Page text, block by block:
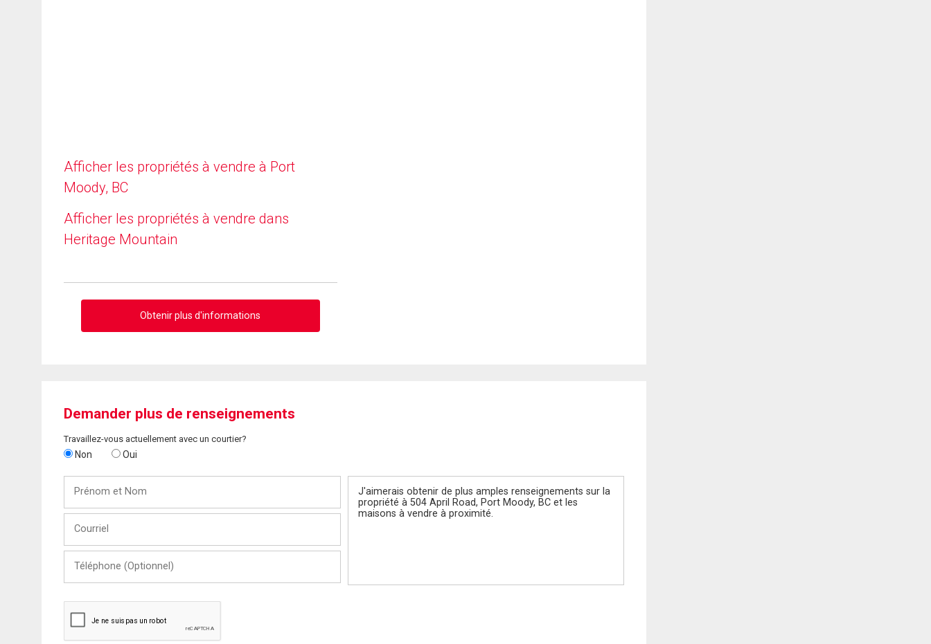
Afficher les propriétés à vendre à Port
Moody, BC
Afficher les propriétés à vendre dans
Heritage Mountain
Obtenir plus d'informations
Demander plus de renseignements
Travaillez-vous actuellement avec un courtier?
Non Oui
Nom
(Optionnel)